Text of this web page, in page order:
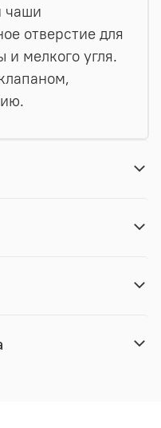
чаши
отверстие для
и мелкого угля.